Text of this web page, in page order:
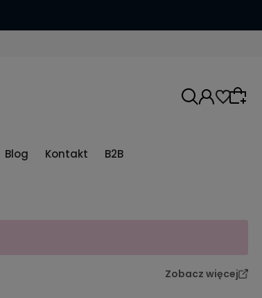
Blog Kontakt B2B
Zobacz więcej